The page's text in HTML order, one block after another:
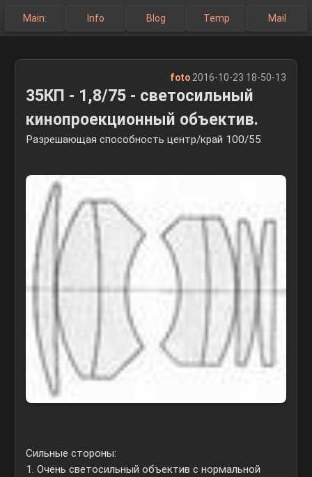
Main: Info Blog Temp Mail
foto2016-10-23 18-50-13
35КП - 1,8/75 - светосильный
кинопроекционный объектив.
Разрешающая способность центр/край 100/55
Сильные стороны:
1. Очень светосильный объектив с нормальной